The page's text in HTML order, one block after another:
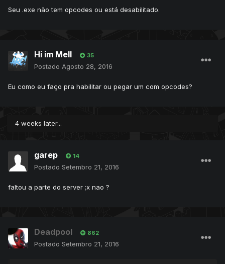
Seu .exe não tem opcodes ou está desabilitado.
Hi im Mell 35
Postado Agosto 28, 2016
Eu como eu faço pra habilitar ou pegar um com opcodes?
4 weeks later...
garep 14
Postado Setembro 21, 2016
faltou a parte do server ;x nao ?
Deadpool 862
Postado Setembro 21, 2016